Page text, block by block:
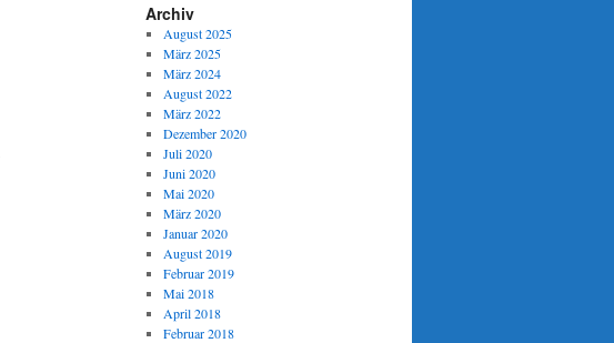
Archiv
August 2025
März 2025
März 2024
August 2022
März 2022
Dezember 2020
Juli 2020
Juni 2020
Mai 2020
März 2020
Januar 2020
August 2019
Februar 2019
Mai 2018
April 2018
Februar 2018